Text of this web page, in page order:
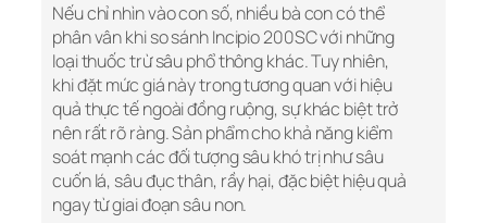
Nếu chỉ nhìn vào con số, nhiều bà con có thể
phân vân khi so sánh Incipio 200SC với những
loại thuốc trừ sâu phổ thông khác. Tuy nhiên,
khi đặt mức giá này trong tương quan với hiệu
quả thực tế ngoài đồng ruộng, sự khác biệt trở
nên rất rõ ràng. Sản phẩm cho khả năng kiểm
soát mạnh các đối tượng sâu khó trị như sâu
cuốn lá, sâu đục thân, rầy hại, đặc biệt hiệu quả
ngay từ giai đoạn sâu non.